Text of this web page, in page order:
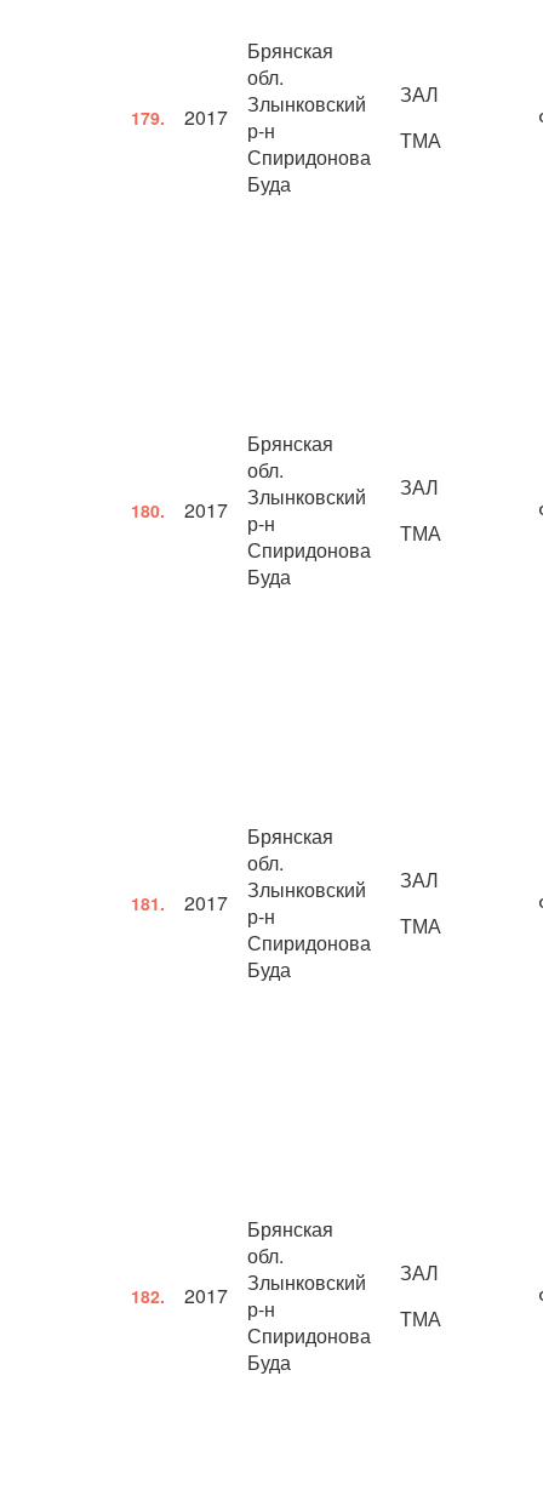
179. 2017
Брянская
обл.
Злынковский
р-н
Спиридонова
Буда
ЗАЛ
ТМА
180. 2017
Брянская
обл.
Злынковский
р-н
Спиридонова
Буда
ЗАЛ
ТМА
181. 2017
Брянская
обл.
Злынковский
р-н
Спиридонова
Буда
ЗАЛ
ТМА
182. 2017
Брянская
обл.
Злынковский
р-н
Спиридонова
Буда
ЗАЛ
ТМА